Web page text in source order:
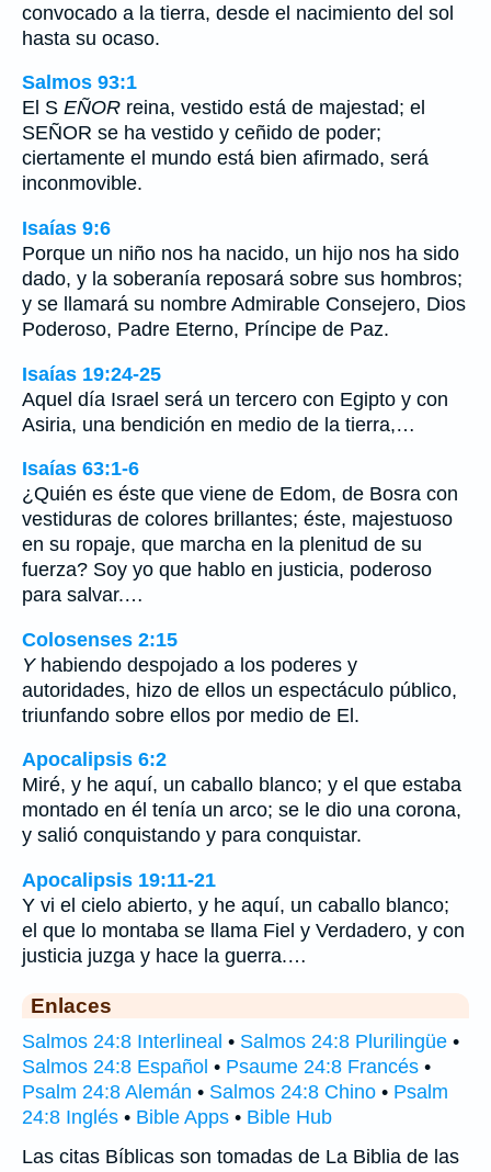
convocado a la tierra, desde el nacimiento del sol
hasta su ocaso.
Salmos 93:1
El S EÑOR reina, vestido está de majestad; el
SEÑOR se ha vestido y ceñido de poder;
ciertamente el mundo está bien afirmado, será
inconmovible.
Isaías 9:6
Porque un niño nos ha nacido, un hijo nos ha sido
dado, y la soberanía reposará sobre sus hombros;
y se llamará su nombre Admirable Consejero, Dios
Poderoso, Padre Eterno, Príncipe de Paz.
Isaías 19:24-25
Aquel día Israel será un tercero con Egipto y con
Asiria, una bendición en medio de la tierra,…
Isaías 63:1-6
¿Quién es éste que viene de Edom, de Bosra con
vestiduras de colores brillantes; éste, majestuoso
en su ropaje, que marcha en la plenitud de su
fuerza? Soy yo que hablo en justicia, poderoso
para salvar.…
Colosenses 2:15
Yhabiendo despojado a los poderes y
autoridades, hizo de ellos un espectáculo público,
triunfando sobre ellos por medio de El.
Apocalipsis 6:2
Miré, y he aquí, un caballo blanco; y el que estaba
montado en él tenía un arco; se le dio una corona,
y salió conquistando y para conquistar.
Apocalipsis 19:11-21
Y vi el cielo abierto, y he aquí, un caballo blanco;
el que lo montaba se llama Fiel y Verdadero, y con
justicia juzga y hace la guerra.…
Enlaces
Salmos 24:8 Interlineal • Salmos 24:8 Plurilingüe •
Salmos 24:8 Español • Psaume 24:8 Francés •
Psalm 24:8 Alemán • Salmos 24:8 Chino • Psalm
24:8 Inglés • Bible Apps • Bible Hub
Las citas Bíblicas son tomadas de La Biblia de las